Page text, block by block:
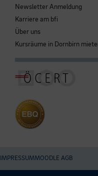
Newsletter Anmeldung
Karriere am bfi
Über uns
Kursräume in Dornbirn
IMPRESSUMMOODLE AGB